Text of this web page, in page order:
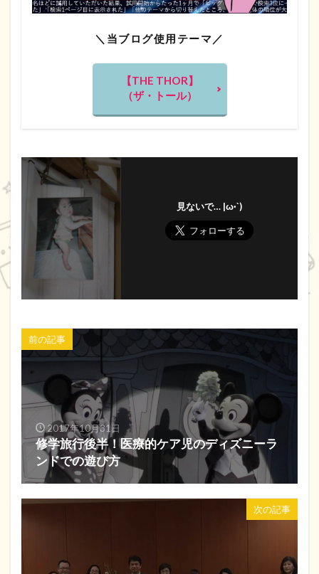
＼当ブログ使用テーマ／
【THE THOR】
（ザ・トール）
見ないで… |ω·`)
前の記事
2017年10月31日
修学旅行後半！医療的ケア児のディズニーラ
ンドでの遊び方
次の記事